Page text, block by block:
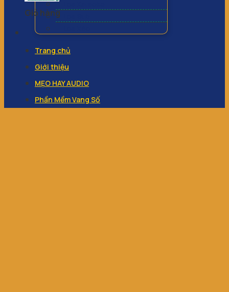
Giỏ hàng
Trang chủ
Giới thiệu
MẸO HAY AUDIO
Phần Mềm Vang Số